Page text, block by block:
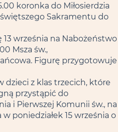
koronka do Miłosierdzia
Sakramentu do
września na Nabożeństwo
Msza św.,
Figurę przygotowuje
dzieci z klas trzecich, które
przystąpić do
i Pierwszej Komunii św., na
poniedziałek 15 września o